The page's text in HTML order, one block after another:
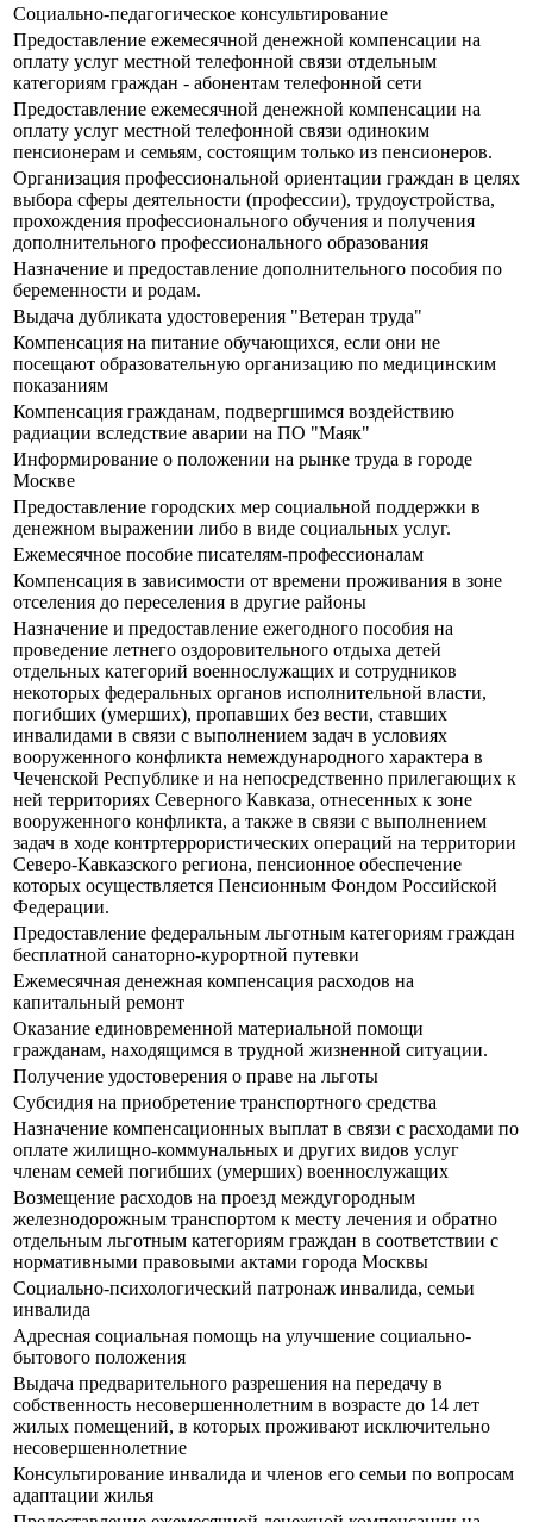
Социально-педагогическое консультирование
Предоставление ежемесячной денежной компенсации на
оплату услуг местной телефонной связи отдельным
категориям граждан - абонентам телефонной сети
Предоставление ежемесячной денежной компенсации на
оплату услуг местной телефонной связи одиноким
пенсионерам и семьям, состоящим только из пенсионеров.
Организация профессиональной ориентации граждан в целях
выбора сферы деятельности (профессии), трудоустройства,
прохождения профессионального обучения и получения
дополнительного профессионального образования
Назначение и предоставление дополнительного пособия по
беременности и родам.
Выдача дубликата удостоверения "Ветеран труда"
Компенсация на питание обучающихся, если они не
посещают образовательную организацию по медицинским
показаниям
Компенсация гражданам, подвергшимся воздействию
радиации вследствие аварии на ПО "Маяк"
Информирование о положении на рынке труда в городе
Москве
Предоставление городских мер социальной поддержки в
денежном выражении либо в виде социальных услуг.
Ежемесячное пособие писателям-профессионалам
Компенсация в зависимости от времени проживания в зоне
отселения до переселения в другие районы
Назначение и предоставление ежегодного пособия на
проведение летнего оздоровительного отдыха детей
отдельных категорий военнослужащих и сотрудников
некоторых федеральных органов исполнительной власти,
погибших (умерших), пропавших без вести, ставших
инвалидами в связи с выполнением задач в условиях
вооруженного конфликта немеждународного характера в
Чеченской Республике и на непосредственно прилегающих к
ней территориях Северного Кавказа, отнесенных к зоне
вооруженного конфликта, а также в связи с выполнением
задач в ходе контртеррористических операций на территории
Северо-Кавказского региона, пенсионное обеспечение
которых осуществляется Пенсионным Фондом Российской
Федерации.
Предоставление федеральным льготным категориям граждан
бесплатной санаторно-курортной путевки
Ежемесячная денежная компенсация расходов на
капитальный ремонт
Оказание единовременной материальной помощи
гражданам, находящимся в трудной жизненной ситуации.
Получение удостоверения о праве на льготы
Субсидия на приобретение транспортного средства
Назначение компенсационных выплат в связи с расходами по
оплате жилищно-коммунальных и других видов услуг
членам семей погибших (умерших) военнослужащих
Возмещение расходов на проезд междугородным
железнодорожным транспортом к месту лечения и обратно
отдельным льготным категориям граждан в соответствии с
нормативными правовыми актами города Москвы
Социально-психологический патронаж инвалида, семьи
инвалида
Адресная социальная помощь на улучшение социально-
бытового положения
Выдача предварительного разрешения на передачу в
собственность несовершеннолетним в возрасте до 14 лет
жилых помещений, в которых проживают исключительно
несовершеннолетние
Консультирование инвалида и членов его семьи по вопросам
адаптации жилья